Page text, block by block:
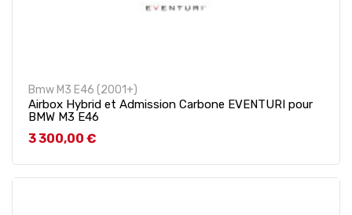
Bmw M3 E46 (2001+)
Airbox Hybrid et Admission Carbone EVENTURI pour
BMW M3 E46
Prix
3 300,00 €